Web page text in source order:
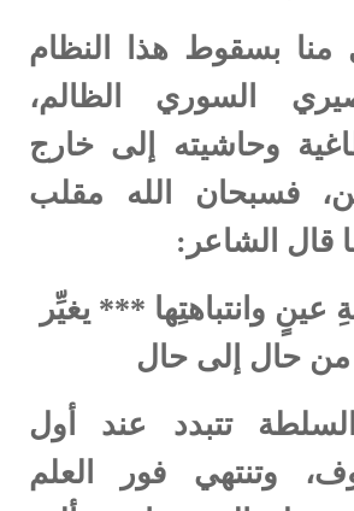
بسقوط هذا النظام
السوري الظالم،
وحاشيته إلى خارج
فسبحان الله مقلب
قال الشاعر:
وانتباهتِها *** يغيِّر
من حال إلى حال
تتبدد عند أول
وتنتهي فور العلم